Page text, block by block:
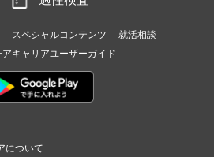
スペシャルコンテンツ
就活相談
アキャリアユーザーガイド
について